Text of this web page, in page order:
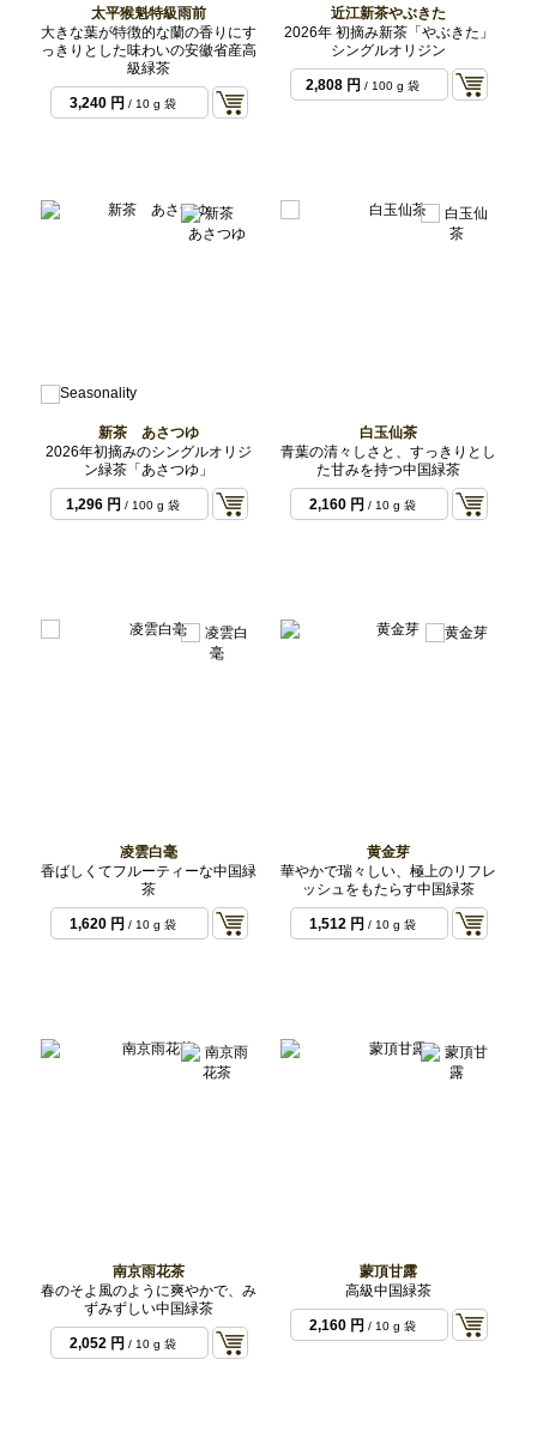
太平猴魁特級雨前
大きな葉が特徴的な蘭の香りにす
っきりとした味わいの安徽省産高
級緑茶
3,240 円 / 10 g 袋
近江新茶やぶきた
2026年 初摘み新茶「やぶきた」
シングルオリジン
2,808 円 / 100 g 袋
新茶 あさつゆ
2026年初摘みのシングルオリジ
ン緑茶「あさつゆ」
1,296 円 / 100 g 袋
白玉仙茶
青葉の清々しさと、すっきりとし
た甘みを持つ中国緑茶
2,160 円 / 10 g 袋
凌雲白毫
香ばしくてフルーティーな中国緑
茶
1,620 円 / 10 g 袋
黄金芽
華やかで瑞々しい、極上のリフレ
ッシュをもたらす中国緑茶
1,512 円 / 10 g 袋
南京雨花茶
春のそよ風のように爽やかで、み
ずみずしい中国緑茶
2,052 円 / 10 g 袋
蒙頂甘露
高級中国緑茶
2,160 円 / 10 g 袋